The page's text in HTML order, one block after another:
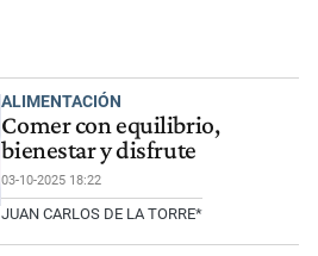
ALIMENTACIÓN
Comer con equilibrio,
bienestar y disfrute
03-10-2025 18:22
JUAN CARLOS DE LA TORRE*